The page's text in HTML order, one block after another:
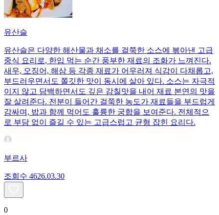
유산슬
유산슬은 다양한 해산물과 채소를 걸쭉한 소스에 볶아낸 고급
중식 요리로, 한입 먹는 순간 풍부한 재료의 조화가 느껴진다.
새우, 오징어, 해삼 등 각종 재료가 어우러져 식감이 다채롭고,
부드러우면서도 쫄깃한 맛이 동시에 살아 있다. 소스는 자극적
이지 않고 담백하면서도 깊은 감칠맛을 내어 재료 본연의 맛을
잘 살려준다. 전분이 들어간 걸쭉한 농도가 재료들을 부드럽게
감싸며, 밥과 함께 먹어도 훌륭한 궁합을 보여준다. 전체적으
로 부담 없이 즐길 수 있는 고급스럽고 균형 잡힌 요리다.
부르사
조회수 4626.03.30
0